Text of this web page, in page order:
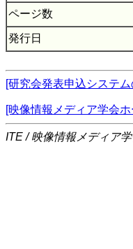
ページ数
発行日
[研究会発表申込システ
[映像情報メディア学会
ITE / 映像情報メディア